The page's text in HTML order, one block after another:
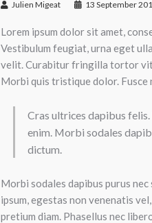
Julien Migeat 13 September
Lorem ipsum dolor sit amet,
Vestibulum feugiat, urna eget
velit. Curabitur fringilla tortor
Morbi quis tristique dolor.
Cras ultrices dapibus
enim. Morbi sodales
dictum.
Morbi sodales dapibus purus
ipsum, egestas non venenatis
pretium diam. Phasellus nec